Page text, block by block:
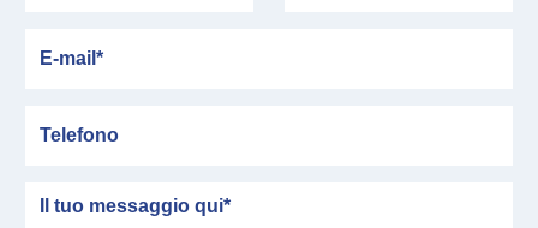
messaggio